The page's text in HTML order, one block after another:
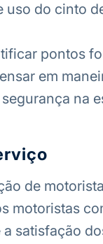
uso do cinto
pontos
em
na
de
motoristas
satisfação